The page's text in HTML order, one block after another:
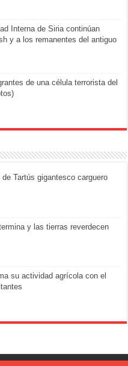
Interna de Siria continúan
y a los remanentes del antiguo
de una célula terrorista del
Tartús gigantesco carguero
y las tierras reverdecen
su actividad agrícola con el